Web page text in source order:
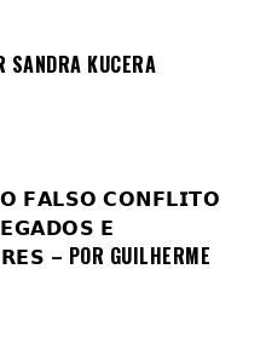
KUCERA
𝗙𝗔𝗟𝗦𝗢 𝗖𝗢𝗡𝗙𝗟𝗜𝗧𝗢
𝗘
– POR GUILHERME